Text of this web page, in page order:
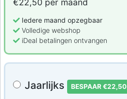
€22,50 per maand
Iedere maand opzegbaar
Volledige webshop
iDeal betalingen ontvangen
Jaarlijks BESPAAR €22,50